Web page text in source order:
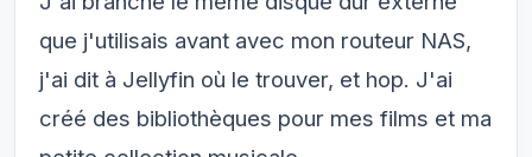
que j'utilisais avant avec mon routeur NAS,
j'ai dit à Jellyfin où le trouver, et hop. J'ai
créé des bibliothèques pour mes films et ma